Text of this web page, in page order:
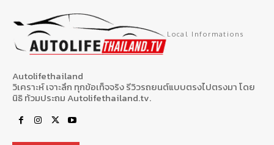
Local Informations
Autolifethailand
วิเคราะห์ เจาะลึก ทุกข้อเท็จจริง รีวิวรถยนต์แบบตรงไปตรงมา โดย
นิธิ ท้วมประถม Autolifethailand.tv.